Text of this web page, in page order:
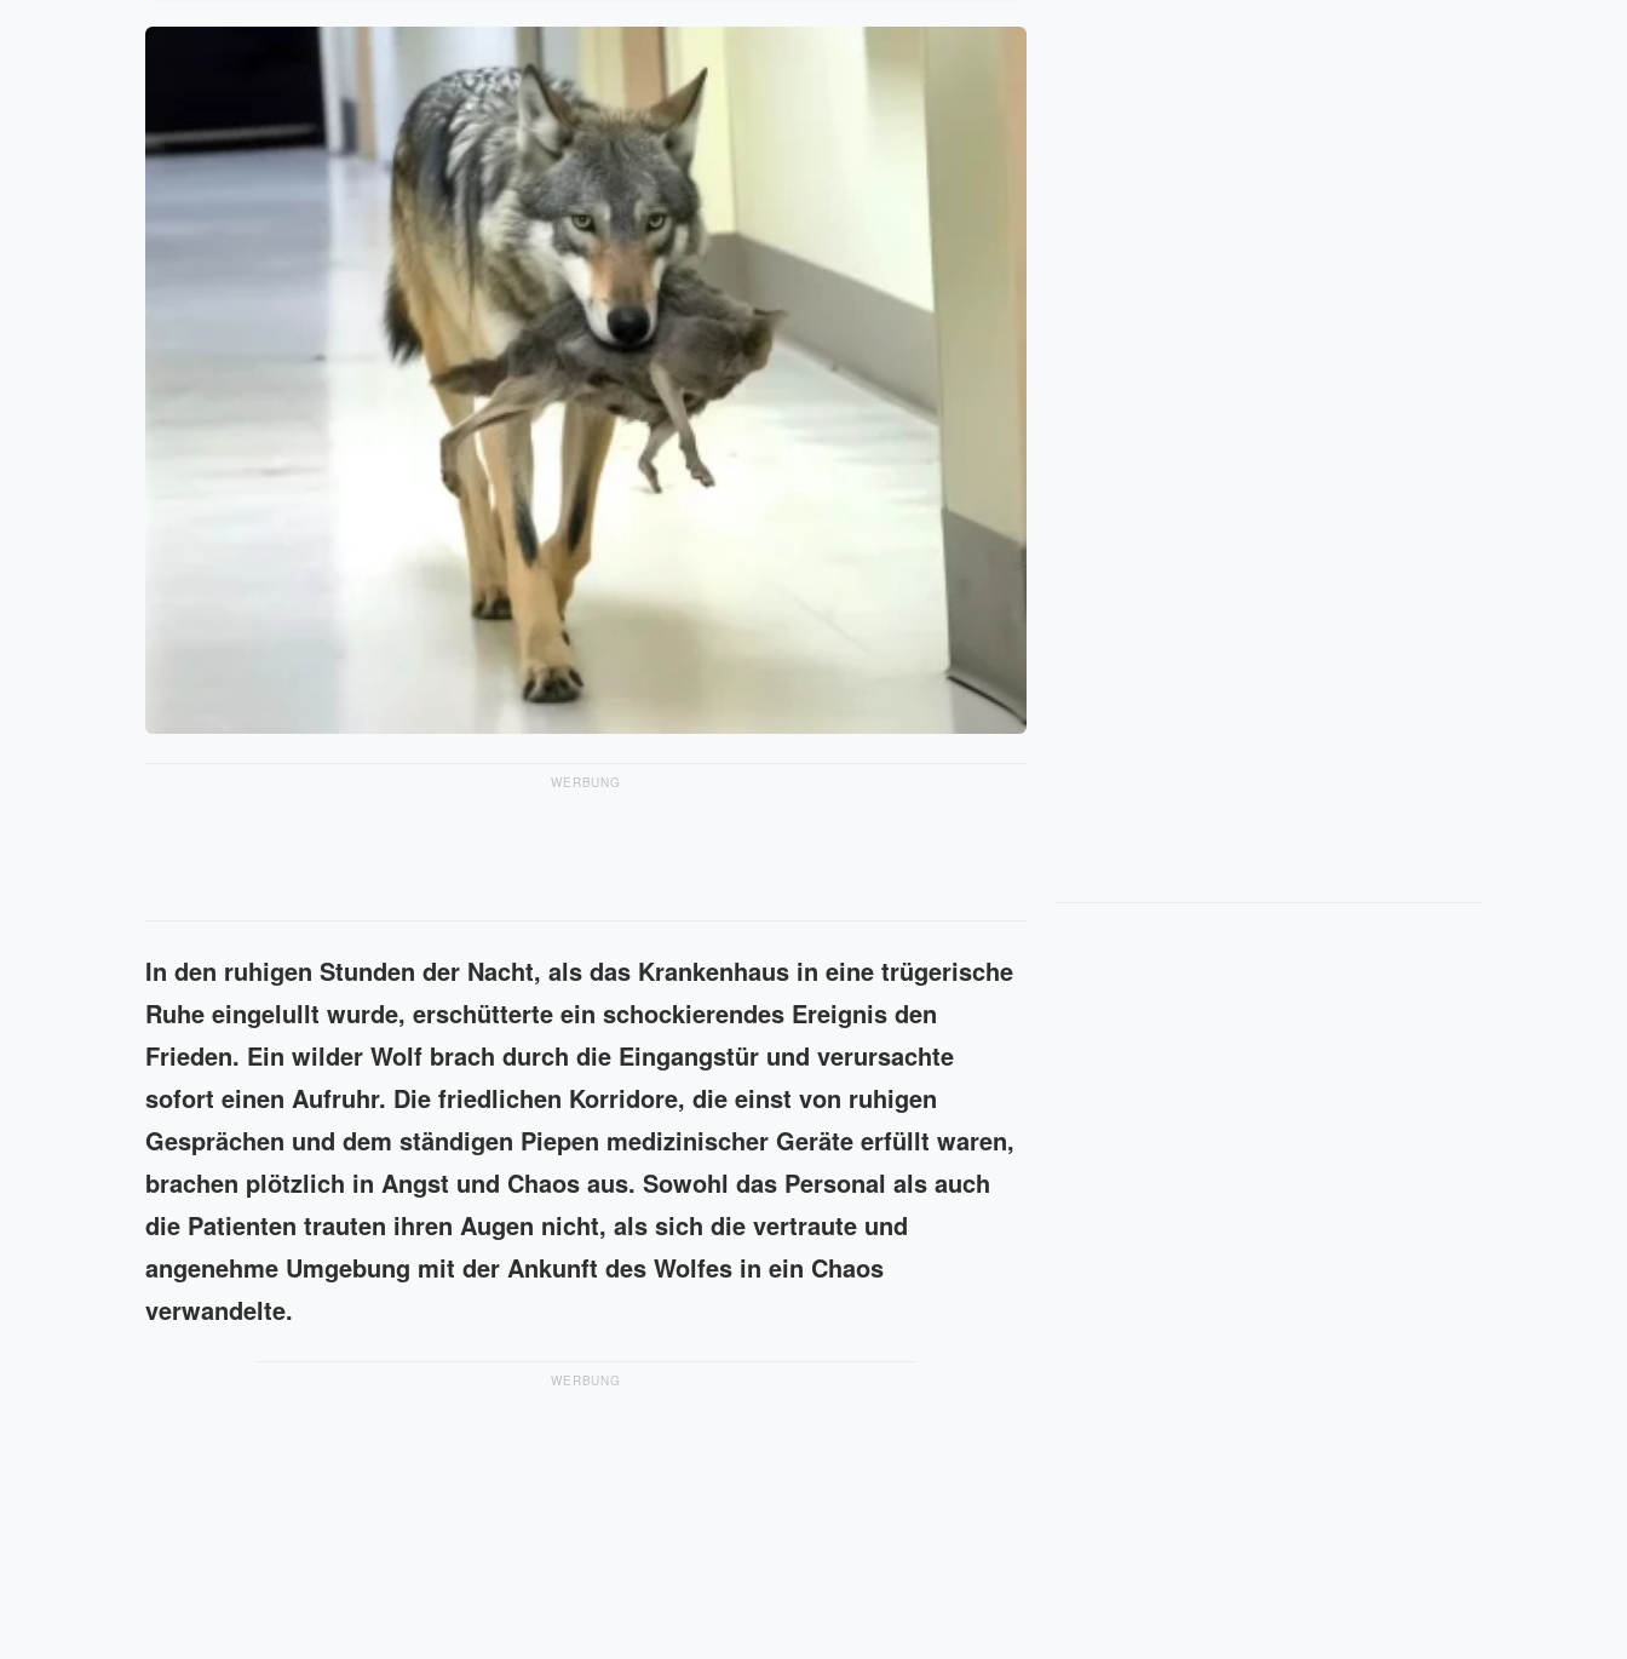
WERBUNG
In den ruhigen Stunden der Nacht, als das Krankenhaus in eine trügerische
Ruhe eingelullt wurde, erschütterte ein schockierendes Ereignis den
Frieden. Ein wilder Wolf brach durch die Eingangstür und verursachte
sofort einen Aufruhr. Die friedlichen Korridore, die einst von ruhigen
Gesprächen und dem ständigen Piepen medizinischer Geräte erfüllt waren,
brachen plötzlich in Angst und Chaos aus. Sowohl das Personal als auch
die Patienten trauten ihren Augen nicht, als sich die vertraute und
angenehme Umgebung mit der Ankunft des Wolfes in ein Chaos
verwandelte.
WERBUNG